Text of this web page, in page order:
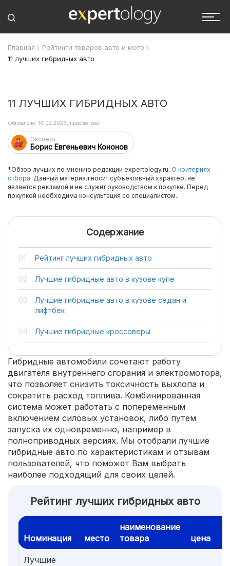
Главная \ Рейтинги товаров авто и мото \
11 лучших гибридных авто
11 ЛУЧШИХ ГИБРИДНЫХ АВТО
Эксперт
Борис Евгеньевич Кононов
Обновлено: 16.02.2026, просмотров:
*Обзор лучших по мнению редакции expertology.ru. О критериях
отбора. Данный материал носит субъективный характер, не
является рекламой и не служит руководством к покупке. Перед
покупкой необходима консультация со специалистом.
Содержание
Рейтинг лучших гибридных авто
Лучшие гибридные авто в кузове купе
Лучшие гибридные авто в кузове седан и
лифтбек
Лучшие гибридные кроссоверы
Гибридные автомобили сочетают работу
двигателя внутреннего сгорания и электромотора,
что позволяет снизить токсичность выхлопа и
сократить расход топлива. Комбинированная
система может работать с попеременным
включением силовых установок, либо путем
запуска их одновременно, например в
полноприводных версиях. Мы отобрали лучшие
гибридные авто по характеристикам и отзывам
пользователей, что поможет Вам выбрать
наиболее подходящий для своих целей.
Рейтинг лучших гибридных авто
Номинация место
наименование
товара
цена
Лучшие